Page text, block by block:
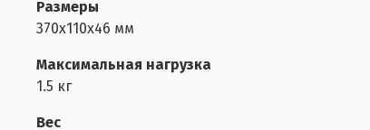
Размеры
370х110x46 мм
Максимальная нагрузка
1.5 кг
Вес